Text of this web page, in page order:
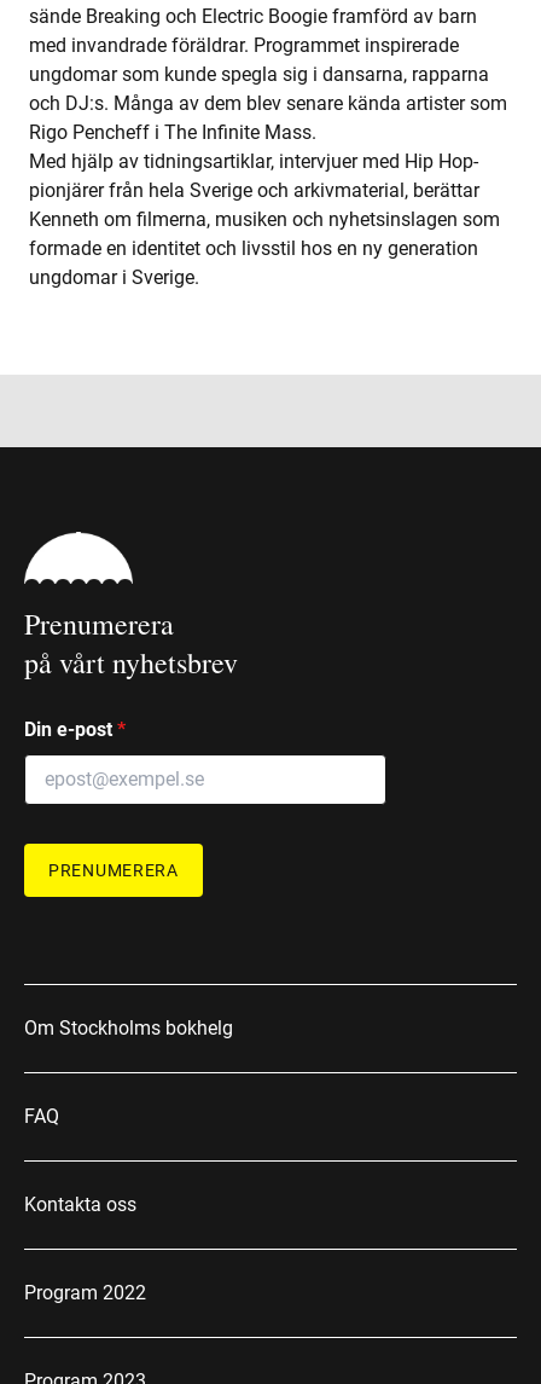
sände Breaking och Electric Boogie framförd av barn
med invandrade föräldrar. Programmet inspirerade
ungdomar som kunde spegla sig i dansarna, rapparna
och DJ:s. Många av dem blev senare kända artister som
Rigo Pencheff i The Infinite Mass.
Med hjälp av tidningsartiklar, intervjuer med Hip Hop-
pionjärer från hela Sverige och arkivmaterial, berättar
Kenneth om filmerna, musiken och nyhetsinslagen som
formade en identitet och livsstil hos en ny generation
ungdomar i Sverige.
Prenumerera
på vårt nyhetsbrev
Din e-post *
PRENUMERERA
Om Stockholms bokhelg
FAQ
Kontakta oss
Program 2022